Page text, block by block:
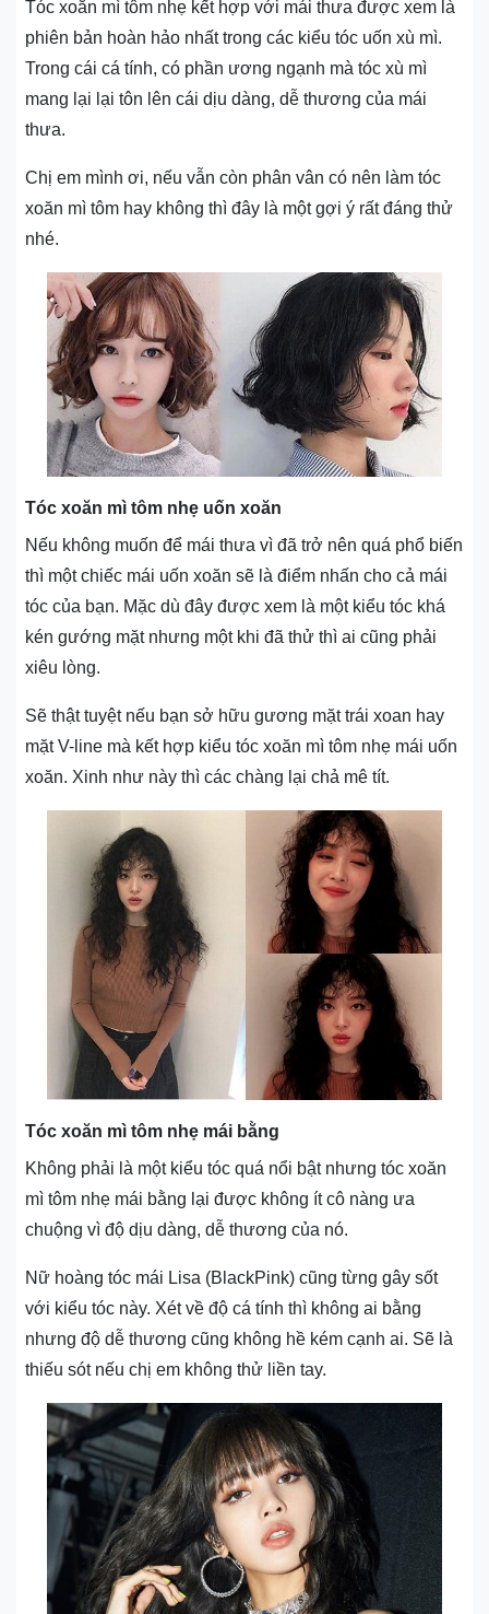
Tóc xoăn mì tôm nhẹ kết hợp với mái thưa được xem là
phiên bản hoàn hảo nhất trong các kiểu tóc uốn xù mì.
Trong cái cá tính, có phần ương ngạnh mà tóc xù mì
mang lại lại tôn lên cái dịu dàng, dễ thương của mái
thưa.
Chị em mình ơi, nếu vẫn còn phân vân có nên làm tóc
xoăn mì tôm hay không thì đây là một gợi ý rất đáng thử
nhé.
Tóc xoăn mì tôm nhẹ uốn xoăn
Nếu không muốn để mái thưa vì đã trở nên quá phổ biến
thì một chiếc mái uốn xoăn sẽ là điểm nhấn cho cả mái
tóc của bạn. Mặc dù đây được xem là một kiểu tóc khá
kén gướng mặt nhưng một khi đã thử thì ai cũng phải
xiêu lòng.
Sẽ thật tuyệt nếu bạn sở hữu gương mặt trái xoan hay
mặt V-line mà kết hợp kiểu tóc xoăn mì tôm nhẹ mái uốn
xoăn. Xinh như này thì các chàng lại chả mê tít.
Tóc xoăn mì tôm nhẹ mái bằng
Không phải là một kiểu tóc quá nổi bật nhưng tóc xoăn
mì tôm nhẹ mái bằng lại được không ít cô nàng ưa
chuộng vì độ dịu dàng, dễ thương của nó.
Nữ hoàng tóc mái Lisa (BlackPink) cũng từng gây sốt
với kiểu tóc này. Xét về độ cá tính thì không ai bằng
nhưng độ dễ thương cũng không hề kém cạnh ai. Sẽ là
thiếu sót nếu chị em không thử liền tay.